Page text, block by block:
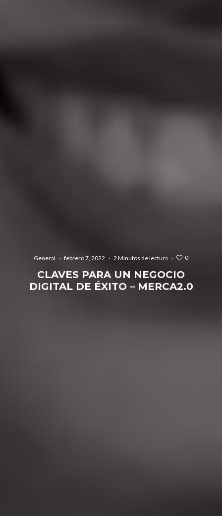
General · febrero 7, 2022 · 2 Minutos de lectura · 0
CLAVES PARA UN NEGOCIO
DIGITAL DE ÉXITO – MERCA2.0